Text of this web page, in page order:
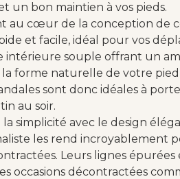
un bon maintien à vos pieds.
au cœur de la conception de
et facile, idéal pour vos
intérieure souple offrant un
forme naturelle de votre
sont donc idéales à
au soir.
simplicité avec le design
les rend incroyablement
Leurs lignes
occasions décontractées